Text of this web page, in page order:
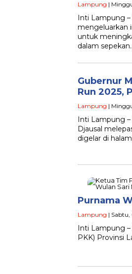
Lampung |
Inti Lampung
mengeluarkan
untuk
dalam
Gubernur
Run 2025,
Lampung |
Inti Lampung
Djausal
digelar di
Purnama
Lampung | Sabtu,
Inti Lampung –
PKK) Provinsi